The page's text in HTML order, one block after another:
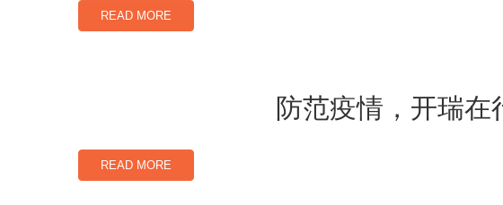
READ MORE
防范疫情，开瑞在
READ MORE